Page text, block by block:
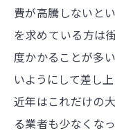
費が高騰しないと
を求めている方は
度かかることが多
いようにして差し
近年はこれだけの
る業者も少なくな